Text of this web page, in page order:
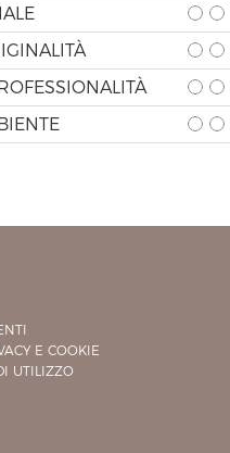
E COOKIE
UTILIZZO